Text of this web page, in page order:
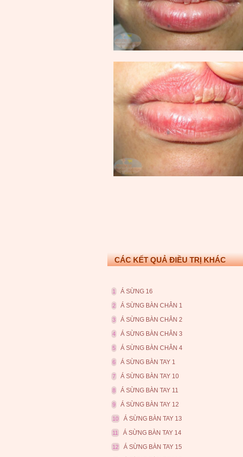
CÁC KẾT QUẢ ĐIỀU TRỊ KHÁC
1 Á SỪNG 16
2 Á SỪNG BÀN CHÂN 1
3 Á SỪNG BÀN CHÂN 2
4 Á SỪNG BÀN CHÂN 3
5 Á SỪNG BÀN CHÂN 4
6 Á SỪNG BÀN TAY 1
7 Á SỪNG BÀN TAY 10
8 Á SỪNG BÀN TAY 11
9 Á SỪNG BÀN TAY 12
10 Á SỪNG BÀN TAY 13
11 Á SỪNG BÀN TAY 14
12 Á SỪNG BÀN TAY 15